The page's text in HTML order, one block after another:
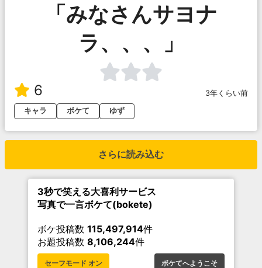
「みなさんサヨナ
ラ、、、」
6
3年くらい前
キャラ
ボケて ゆず
さらに読み込む
3秒で笑える大喜利サービス
写真で一言ボケて(bokete)
ボケ投稿数 115,497,914件
お題投稿数 8,106,244件
セーフモード オン ボケてへようこそ